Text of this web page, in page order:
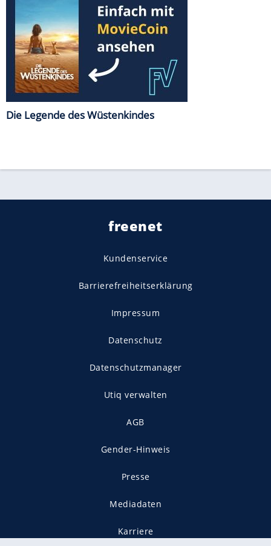
Die Legende des Wüstenkindes
freenet
Kundenservice
Barrierefreiheitserklärung
Impressum
Datenschutz
Datenschutzmanager
Utiq verwalten
AGB
Gender-Hinweis
Presse
Mediadaten
Karriere